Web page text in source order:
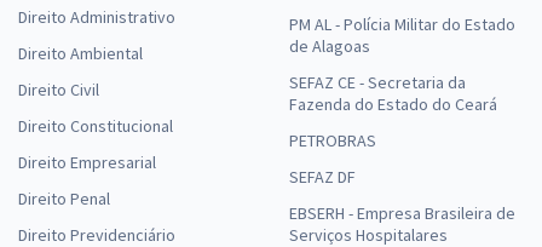
Direito Administrativo
Direito Ambiental
Direito Civil
Direito Constitucional
Direito Empresarial
Direito Penal
Direito Previdenciário
PM AL - Polícia Militar do Estado
de Alagoas
SEFAZ CE - Secretaria da
Fazenda do Estado do Ceará
PETROBRAS
SEFAZ DF
EBSERH - Empresa Brasileira de
Serviços Hospitalares